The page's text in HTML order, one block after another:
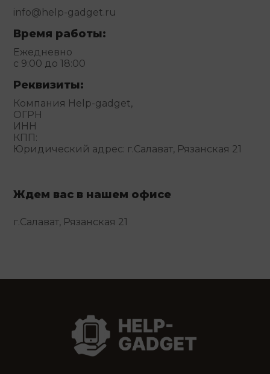
info@help-gadget.ru
Время работы:
Ежедневно
с 9:00 до 18:00
Реквизиты:
Компания Help-gadget,
ОГРН
ИНН
КПП:
Юридический адрес: г.Салават, Рязанская 21
Ждем вас в нашем офисе
г.Салават, Рязанская 21